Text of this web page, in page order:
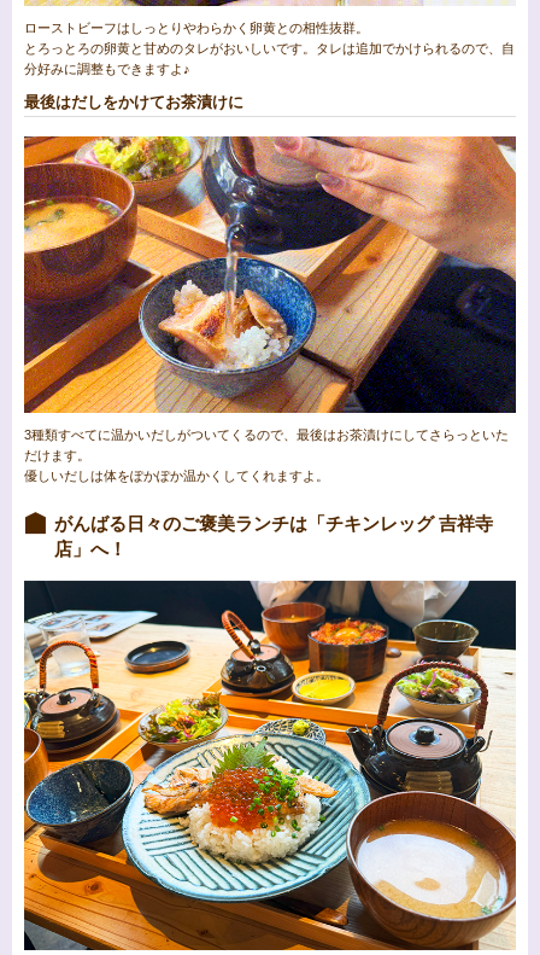
ローストビーフはしっとりやわらかく卵黄との相性抜群。
とろっとろの卵黄と甘めのタレがおいしいです。タレは追加でかけられるので、自
分好みに調整もできますよ♪
最後はだしをかけてお茶漬けに
3種類すべてに温かいだしがついてくるので、最後はお茶漬けにしてさらっといた
だけます。
優しいだしは体をぽかぽか温かくしてくれますよ。
がんばる日々のご褒美ランチは「チキンレッグ 吉祥寺
店」へ！